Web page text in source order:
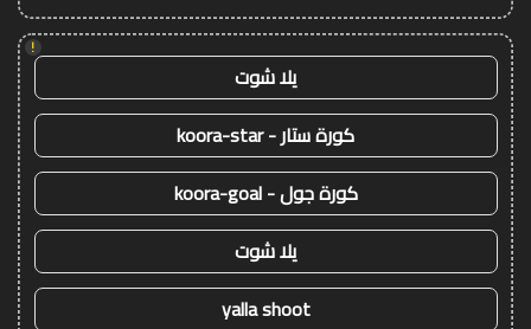
!
يلا شوت
كورة ستار - koora-star
كورة جول - koora-goal
يلا شوت
yalla shoot